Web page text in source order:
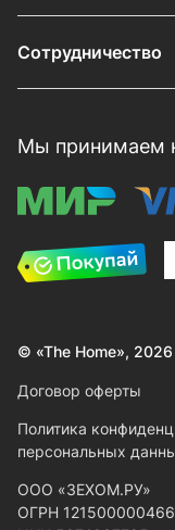
Сотрудничество
Мы принимаем
© «The Home», 2026
Договор оферты
Политика
персональных
ООО «ЗЕХОМ.РУ»
ОГРН